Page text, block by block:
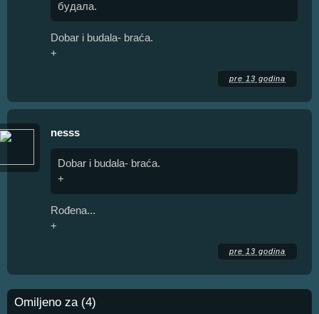
будала.
Dobar i budala- braća.
+
pre 13 godina
nesss
Dobar i budala- braća.
+
Rođena...
+
pre 13 godina
Omiljeno za (4)